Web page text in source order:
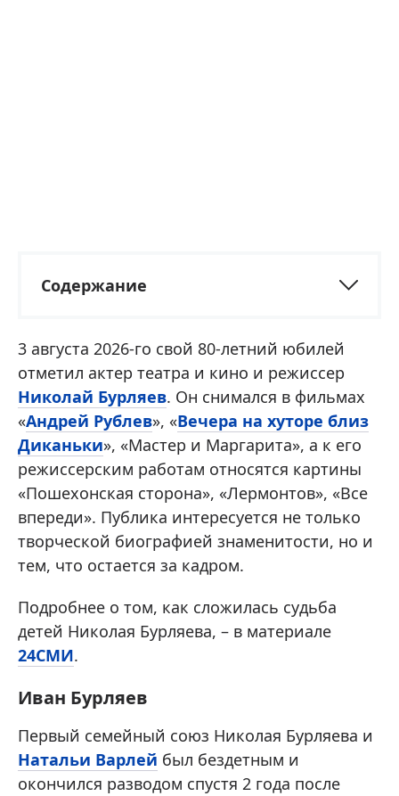
Содержание
3 августа 2026-го свой 80-летний юбилей
отметил актер театра и кино и режиссер
Николай Бурляев. Он снимался в фильмах
«Андрей Рублев», «Вечера на хуторе близ
Диканьки», «Мастер и Маргарита», а к его
режиссерским работам относятся картины
«Пошехонская сторона», «Лермонтов», «Все
впереди». Публика интересуется не только
творческой биографией знаменитости, но и
тем, что остается за кадром.
Подробнее о том, как сложилась судьба
детей Николая Бурляева, – в материале
24СМИ.
Иван Бурляев
Первый семейный союз Николая Бурляева и
Натальи Варлей был бездетным и
окончился разводом спустя 2 года после